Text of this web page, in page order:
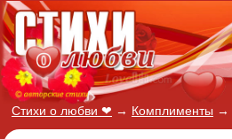
Стихи о любви ❤ → Комплименты →